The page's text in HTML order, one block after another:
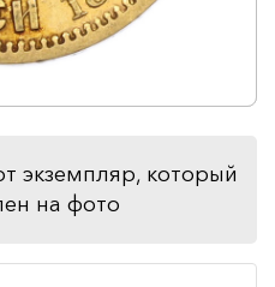
экземпляр, который
на фото